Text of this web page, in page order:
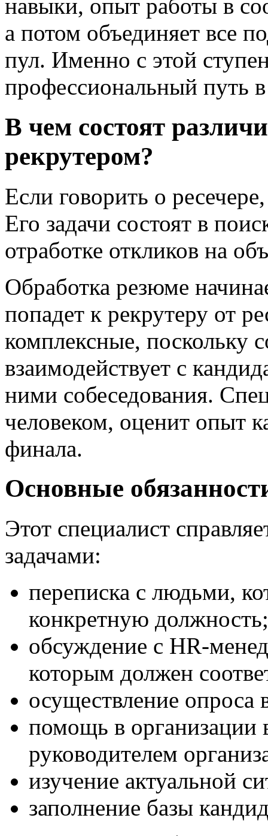
навыки, опыт работы в
а потом объединяет все
пул. Именно с этой
профессиональный путь
В чем состоят
рекрутером?
Если говорить о
Его задачи состоят в
отработке откликов на
Обработка резюме
попадет к рекрутеру от
комплексные, поскольку
взаимодействует с
ними собеседования.
человеком, оценит опыт
финала.
Основные
Этот специалист
задачами:
переписка с людьми,
конкретную должность;
обсуждение с HR-
которым должен
осуществление
помощь в организации
руководителем
изучение актуальной
заполнение базы